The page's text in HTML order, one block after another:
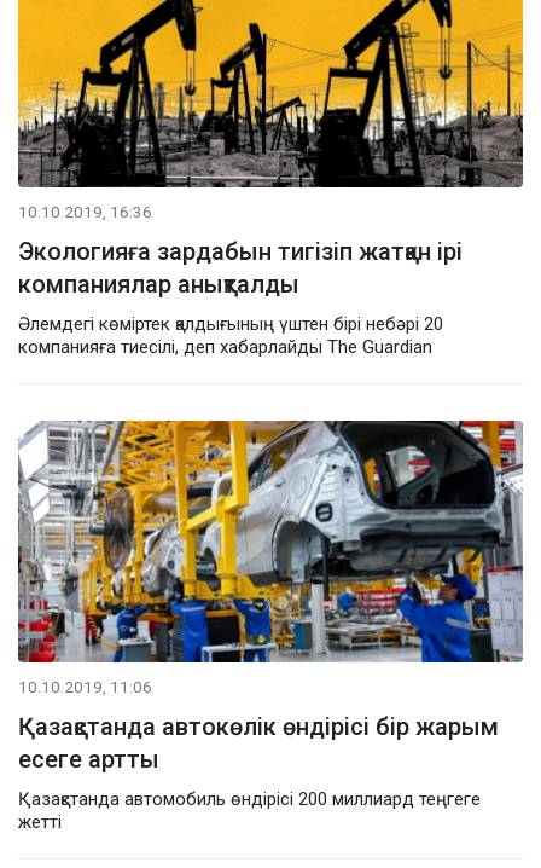
10.10.2019, 16:36
Экологияға зардабын тигізіп жатқан ірі
компаниялар анықталды
Әлемдегі көміртек қалдығының үштен бірі небәрі 20
компанияға тиесілі, деп хабарлайды The Guardian
10.10.2019, 11:06
Қазақстанда автокөлік өндірісі бір жарым
есеге артты
Қазақстанда автомобиль өндірісі 200 миллиард теңгеге
жетті